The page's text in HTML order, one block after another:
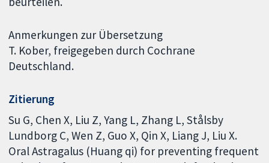
Anmerkungen zur Übersetzung
T. Kober, freigegeben durch Cochrane
Deutschland.
Zitierung
Su G, Chen X, Liu Z, Yang L, Zhang L, Stålsby
Lundborg C, Wen Z, Guo X, Qin X, Liang J, Liu X.
Oral Astragalus (Huang qi) for preventing frequent